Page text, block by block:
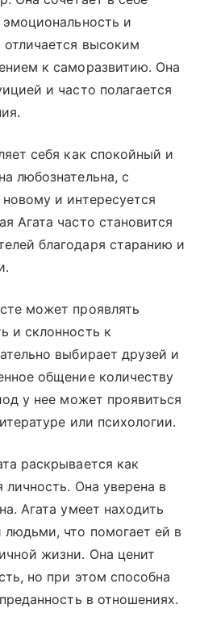
и
отличается высоким
к саморазвитию. Она
и часто полагается
себя как спокойный и
любознательна, с
и интересуется
Агата часто становится
благодаря старанию и
может проявлять
и склонность к
выбирает друзей и
общение количеству
у нее может проявиться
или психологии.
раскрывается как
личность. Она уверена в
Агата умеет находить
что помогает ей в
жизни. Она ценит
но при этом способна
в отношениях.